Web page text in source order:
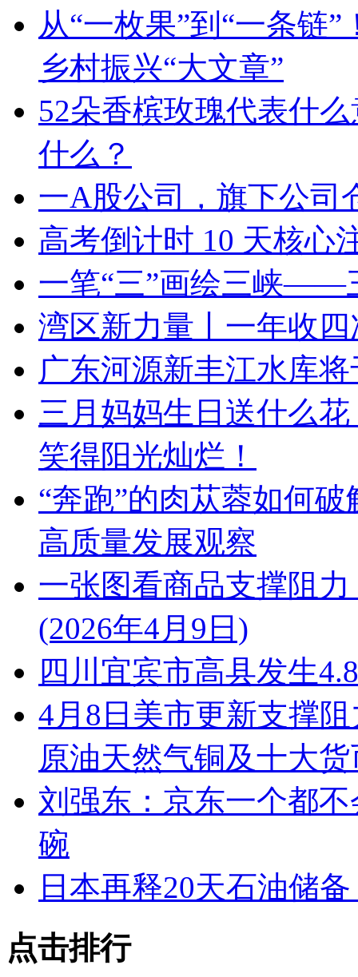
从“一枚果”到“一条链
乡村振兴“大文章”
52朵香槟玫瑰代表什
什么？
一A股公司，旗下公司
高考倒计时 10 天核心
一笔“三”画绘三峡——
湾区新力量丨一年收
广东河源新丰江水库
三月妈妈生日送什么
笑得阳光灿烂！
“奔跑”的肉苁蓉如何
高质量发展观察
一张图看商品支撑阻
(2026年4月9日)
四川宜宾市高县发生
4月8日美市更新支撑
原油天然气铜及十大
刘强东：京东一个都
碗
日本再释20天石油储
点击排行